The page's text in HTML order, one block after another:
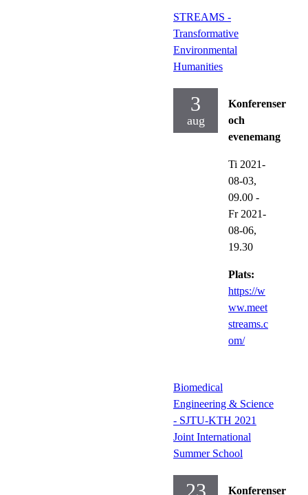
STREAMS -
Transformative
Environmental
Humanities
3
aug
Konferenser
och
evenemang
Ti 2021-
08-03,
09.00 -
Fr 2021-
08-06,
19.30
Plats:
https://w
ww.meet
streams.c
om/
Biomedical
Engineering & Science
- SJTU-KTH 2021
Joint International
Summer School
Konferenser